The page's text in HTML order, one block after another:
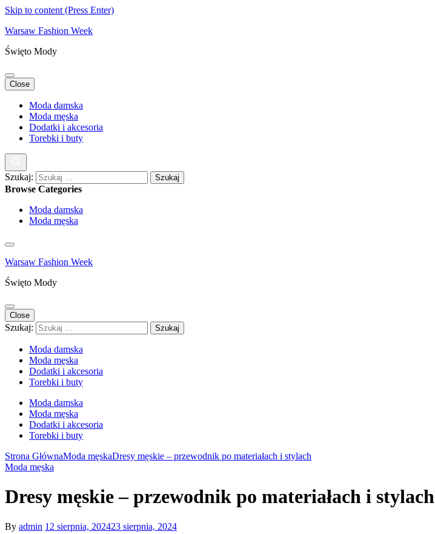
Skip to content (Press Enter)
Warsaw Fashion Week
Święto Mody
Close
Moda damska
Moda męska
Dodatki i akcesoria
Torebki i buty
Szukaj:
Browse Categories
Moda damska
Moda męska
Warsaw Fashion Week
Święto Mody
Close
Szukaj:
Moda damska
Moda męska
Dodatki i akcesoria
Torebki i buty
Moda damska
Moda męska
Dodatki i akcesoria
Torebki i buty
Strona GłównaModa męskaDresy męskie – przewodnik po materiałach i stylach
Moda męska
Dresy męskie – przewodnik po materiałach i stylach
By admin 12 sierpnia, 202423 sierpnia, 2024